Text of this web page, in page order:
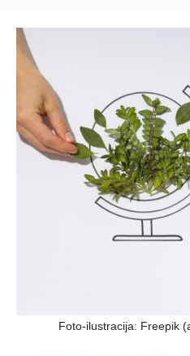
Foto-ilustracija: Freepik